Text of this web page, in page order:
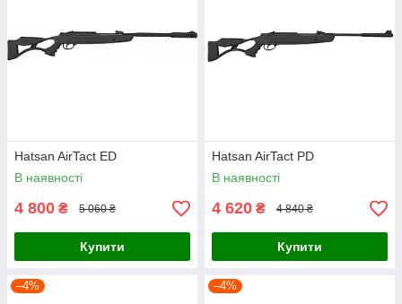
Hatsan AirTact ED
В наявності
4 800 ₴ 5 060 ₴
Купити
Hatsan AirTact PD
В наявності
4 620 ₴ 4 840 ₴
Купити
–4% –4%